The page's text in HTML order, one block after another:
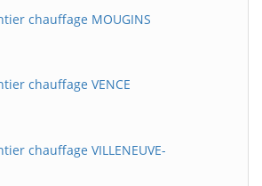
chauffage MOUGINS
chauffage VENCE
chauffage VILLENEUVE-